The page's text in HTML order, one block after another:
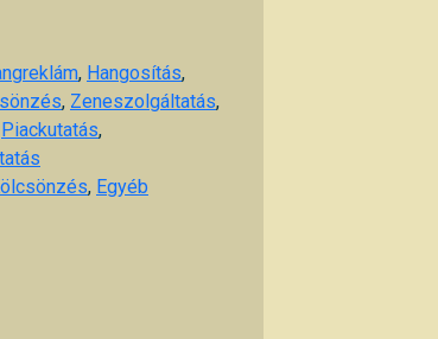
, Hangosítás,
, Zeneszolgáltatás,
Piackutatás,
, Egyéb